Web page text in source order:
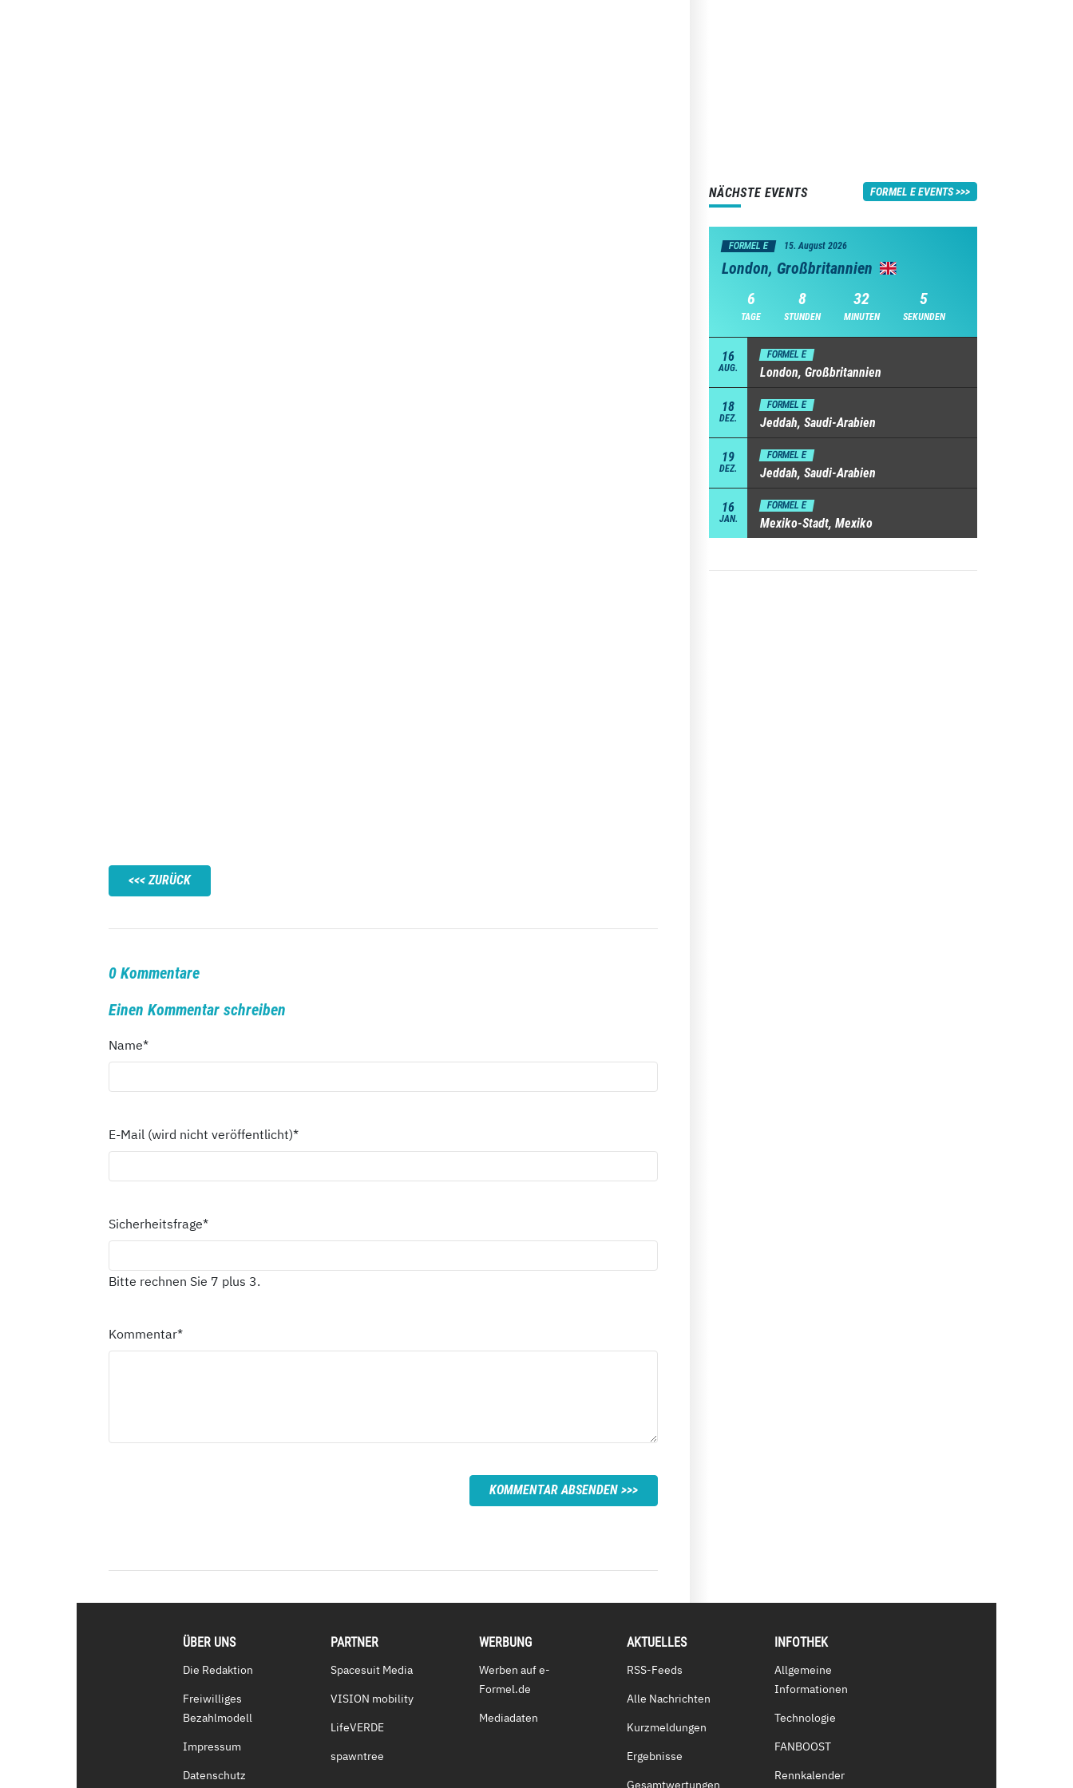
ZURÜCK
0 Kommentare
Einen Kommentar schreiben
Name*
E-Mail (wird nicht veröffentlicht)*
Sicherheitsfrage*
Bitte rechnen Sie 7 plus 3.
Kommentar*
KOMMENTAR ABSENDEN
NÄCHSTE EVENTS FORMEL E EVENTS
FORMEL E 15. August 2026
London, Großbritannien
6
TAGE
8
STUNDEN
32
MINUTEN
4
SEKUNDEN
16
AUG.
FORMEL E
London, Großbritannien
18
DEZ.
FORMEL E
Jeddah, Saudi-Arabien
19
DEZ.
FORMEL E
Jeddah, Saudi-Arabien
16
JAN.
FORMEL E
Mexiko-Stadt, Mexiko
ÜBER UNS
Die Redaktion
Freiwilliges
Bezahlmodell
Impressum
Datenschutz
PARTNER
Spacesuit Media
VISION mobility
LifeVERDE
spawntree
WERBUNG
Werben auf e-
Formel.de
Mediadaten
AKTUELLES
RSS-Feeds
Alle Nachrichten
Kurzmeldungen
Ergebnisse
Gesamtwertungen
INFOTHEK
Allgemeine
Informationen
Technologie
FANBOOST
Rennkalender